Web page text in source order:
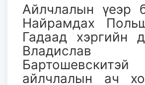
Айлчлалын үеэр
Найрамдах
Гадаад хэргийн
Владислав
Бартошевскитэй
айлчлалын ач